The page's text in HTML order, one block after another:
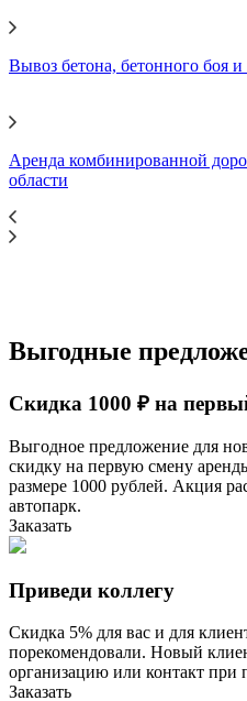
Вывоз бетона, бетонного боя и
Аренда комбинированной
области
Выгодные
Скидка 1000 ₽ на
Выгодное предложение для
скидку на первую смену
размере 1000 рублей. Акция
автопарк.
Заказать
Приведи коллегу
Скидка 5% для вас и для
порекомендовали. Новый
организацию или контакт при
Заказать